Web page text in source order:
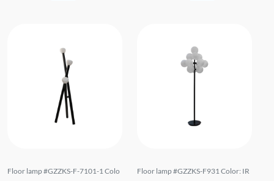
Floor lamp #GZZKS-F-7101-1 Colo
Floor lamp #GZZKS-F931 Color: IR